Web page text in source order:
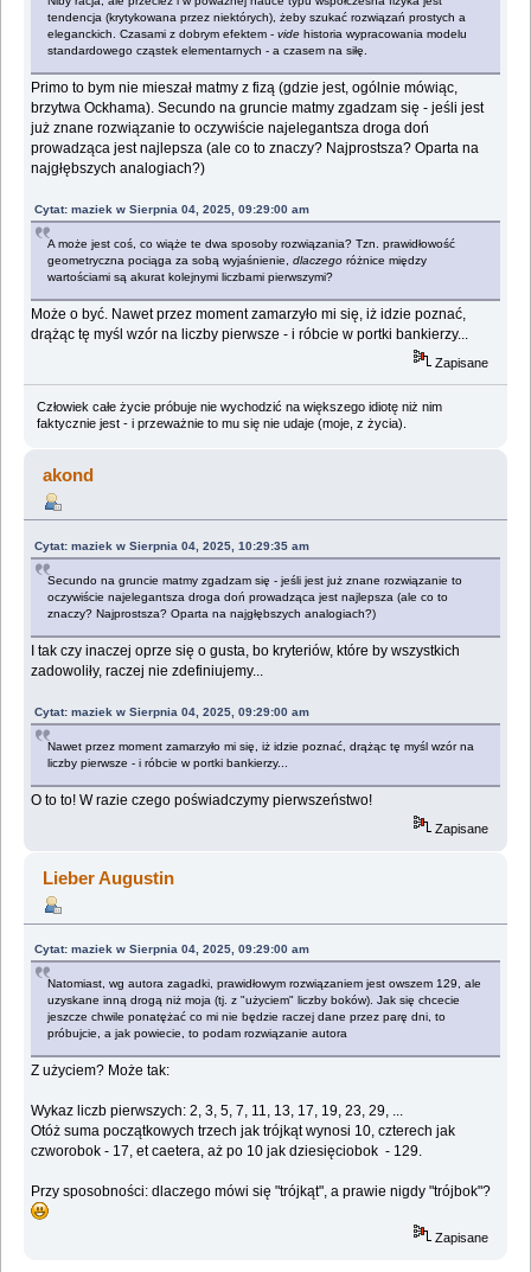
tendencja (krytykowana przez niektórych), żeby szukać rozwiązań prostych a
eleganckich. Czasami z dobrym efektem -vide historia wypracowania modelu
standardowego cząstek elementarnych - a czasem na siłę.
Primo to bym nie mieszał matmy z fizą (gdzie jest, ogólnie mówiąc,
brzytwa Ockhama). Secundo na gruncie matmy zgadzam się - jeśli jest
już znane rozwiązanie to oczywiście najelegantsza droga doń
prowadząca jest najlepsza (ale co to znaczy? Najprostsza? Oparta na
najgłębszych analogiach?)
Cytat: maziek w Sierpnia 04, 2025, 09:29:00 am
A może jest coś, co wiąże te dwa sposoby rozwiązania? Tzn. prawidłowość
geometryczna pociąga za sobą wyjaśnienie,dlaczego różnice między
wartościami są akurat kolejnymi liczbami pierwszymi?
Może o być. Nawet przez moment zamarzyło mi się, iż idzie poznać,
drążąc tę myśl wzór na liczby pierwsze - i róbcie w portki bankierzy...
Zapisane
Człowiek całe życie próbuje nie wychodzić na większego idiotę niż nim
faktycznie jest - i przeważnie to mu się nie udaje (moje, z życia).
akond
Cytat: maziek w Sierpnia 04, 2025, 10:29:35 am
Secundo na gruncie matmy zgadzam się - jeśli jest już znane rozwiązanie to
oczywiście najelegantsza droga doń prowadząca jest najlepsza (ale co to
znaczy? Najprostsza? Oparta na najgłębszych analogiach?)
I tak czy inaczej oprze się o gusta, bo kryteriów, które by wszystkich
zadowoliły, raczej nie zdefiniujemy...
Cytat: maziek w Sierpnia 04, 2025, 09:29:00 am
Nawet przez moment zamarzyło mi się, iż idzie poznać, drążąc tę myśl wzór na
liczby pierwsze - i róbcie w portki bankierzy...
O to to! W razie czego poświadczymy pierwszeństwo!
Zapisane
Lieber Augustin
Cytat: maziek w Sierpnia 04, 2025, 09:29:00 am
Natomiast, wg autora zagadki, prawidłowym rozwiązaniem jest owszem 129, ale
uzyskane inną drogą niż moja (tj. z "użyciem" liczby boków). Jak się chcecie
jeszcze chwile ponatężać co mi nie będzie raczej dane przez parę dni, to
próbujcie, a jak powiecie, to podam rozwiązanie autora
Z użyciem? Może tak:
Wykaz liczb pierwszych: 2, 3, 5, 7, 11, 13, 17, 19, 23, 29, ...
Otóż suma początkowych trzech jak trójkąt wynosi 10, czterech jak
czworobok - 17, et caetera, aż po 10 jak dziesięciobok - 129.
Przy sposobności: dlaczego mówi się "trójkąt", a prawie nigdy "trójbok"?
Zapisane